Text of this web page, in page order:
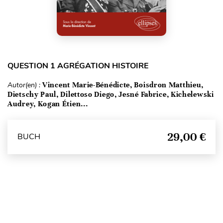
QUESTION 1 AGRÉGATION HISTOIRE
Autor(en) : Vincent Marie-Bénédicte, Boisdron Matthieu,
Dietschy Paul, Dilettoso Diego, Jesné Fabrice, Kichelewski
Audrey, Kogan Étien...
BUCH 29,00 €